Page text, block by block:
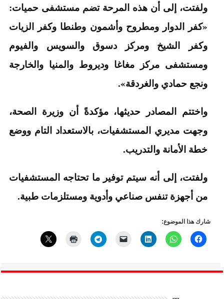
ولفتت، إلى أن هذه المرحة تضم مستشفى حميات:
«كفر الدوار ومطروح وأشمون وطنطا وكفر الزيات
وكفر الشيخ ومركز دسوق والسويس والفيوم
ومستشفى مركز مغاغا وديروط والمنيا والخارجة
ونجع حمادي والغردقة».
واختتم المصادر حديثها، مؤكدةً أن وزيرة الصحة،
وجهت مديري المستشفيات، بالاستعداد التام ووضع
خطة الأمانة والتدريب.
ولفتت، إلى أنه سيتم توفير ما تحتاجه المستشفيات
من أجهزة تنفس صناعي وأدوية ومستلزمات طبية.
شارك هذا الموضوع: